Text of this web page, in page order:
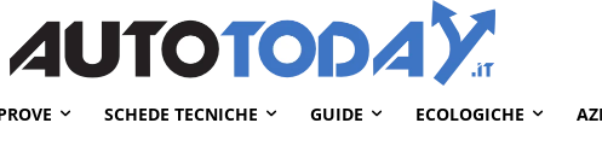
SCHEDE TECNICHE GUIDE ECOLOGICHE